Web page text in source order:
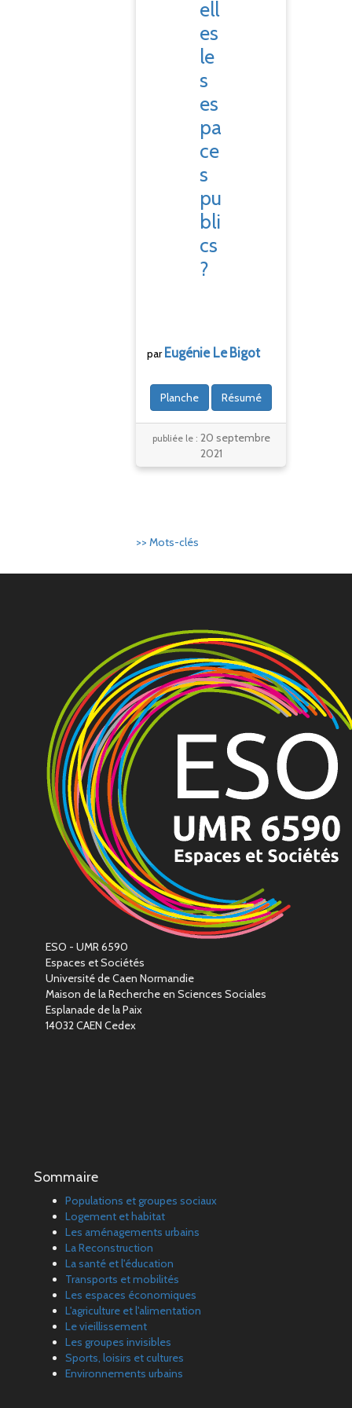
ell
es
le
s
es
pa
ce
s
pu
bli
cs
?
par Eugénie Le Bigot
Planche Résumé
publiée le : 20 septembre
2021
>> Mots-clés
ESO - UMR 6590
Espaces et Sociétés
Université de Caen Normandie
Maison de la Recherche en Sciences Sociales
Esplanade de la Paix
14032 CAEN Cedex
Sommaire
Populations et groupes sociaux
Logement et habitat
Les aménagements urbains
La Reconstruction
La santé et l'éducation
Transports et mobilités
Les espaces économiques
L'agriculture et l'alimentation
Le vieillissement
Les groupes invisibles
Sports, loisirs et cultures
Environnements urbains